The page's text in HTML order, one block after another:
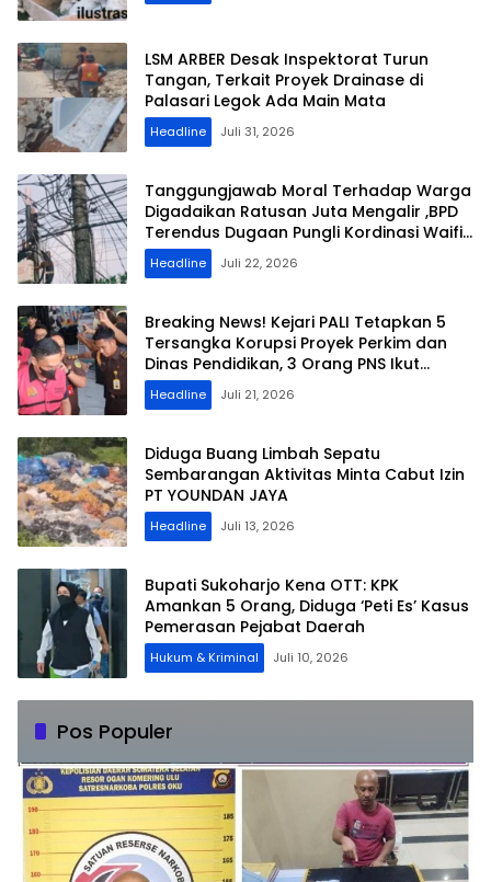
LSM ARBER Desak Inspektorat Turun
Tangan, Terkait Proyek Drainase di
Palasari Legok Ada Main Mata
Headline Juli 31, 2026
Tanggungjawab Moral Terhadap Warga
Digadaikan Ratusan Juta Mengalir ,BPD
Terendus Dugaan Pungli Kordinasi Waifi
di Kirana
Headline Juli 22, 2026
Breaking News! Kejari PALI Tetapkan 5
Tersangka Korupsi Proyek Perkim dan
Dinas Pendidikan, 3 Orang PNS Ikut
Terseret
Headline Juli 21, 2026
Diduga Buang Limbah Sepatu
Sembarangan Aktivitas Minta Cabut Izin
PT YOUNDAN JAYA
Headline Juli 13, 2026
​Bupati Sukoharjo Kena OTT: KPK
Amankan 5 Orang, Diduga ‘Peti Es’ Kasus
Pemerasan Pejabat Daerah
Hukum & Kriminal Juli 10, 2026
Pos Populer